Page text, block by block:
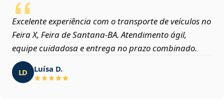
Excelente experiência com o transporte de veículos no
Feira X, Feira de Santana‑BA. Atendimento ágil,
equipe cuidadosa e entrega no prazo combinado.
LD Luísa D.